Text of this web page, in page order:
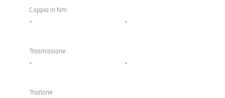
Coppia in Nm
- -
Trasmissione
- -
Trazione